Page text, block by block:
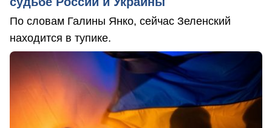
По словам Галины Янко, сейчас Зеленский
находится в тупике.